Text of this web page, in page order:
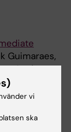
Guimaraes,
Anais
Phillipson,
vi
ska